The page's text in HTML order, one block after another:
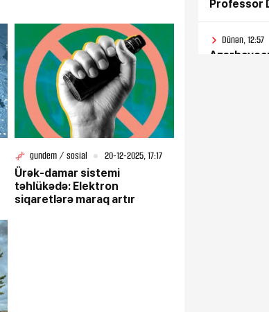
gundem / sosial
20-12-2025, 17:17
Ürək-damar sistemi
təhlükədə: Elektron
siqaretlərə maraq artır
Dünən, 12:57